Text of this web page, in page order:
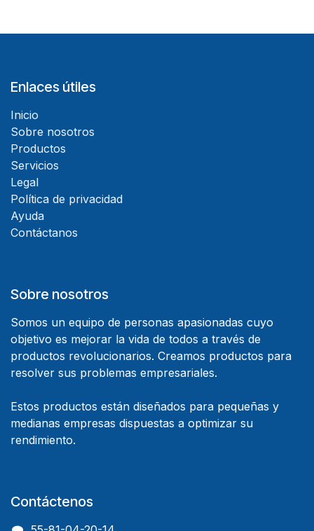
Enlaces útiles
Inicio
Sobre nosotros
Productos
Servicios
Legal
Política de privacidad
Ayuda
Contáctanos
Sobre nosotros
Somos un equipo de personas apasionadas cuyo
objetivo es mejorar la vida de todos a través de
productos revolucionarios. Creamos productos para
resolver sus problemas empresariales.
Estos productos están diseñados para pequeñas y
medianas empresas dispuestas a optimizar su
rendimiento.
Contáctenos